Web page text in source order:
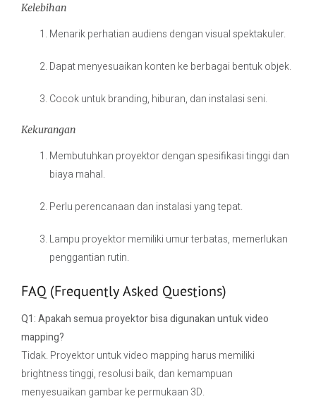
Kelebihan
Menarik perhatian audiens dengan visual spektakuler.
Dapat menyesuaikan konten ke berbagai bentuk objek.
Cocok untuk branding, hiburan, dan instalasi seni.
Kekurangan
Membutuhkan proyektor dengan spesifikasi tinggi dan
biaya mahal.
Perlu perencanaan dan instalasi yang tepat.
Lampu proyektor memiliki umur terbatas, memerlukan
penggantian rutin.
FAQ (Frequently Asked Questions)
Q1: Apakah semua proyektor bisa digunakan untuk video
mapping?
Tidak. Proyektor untuk video mapping harus memiliki
brightness tinggi, resolusi baik, dan kemampuan
menyesuaikan gambar ke permukaan 3D.